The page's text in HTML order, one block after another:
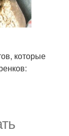
которые